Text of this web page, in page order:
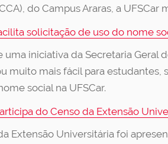
do Campus Araras, a
solicitação de uso do nome
uma iniciativa da Secretaria Geral
muito mais fácil para
social na UFSCar.
do Censo da Extensão
Extensão Universitária foi